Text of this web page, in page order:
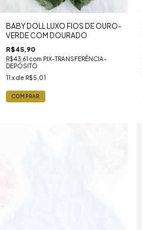
BABY DOLL LUXO FIOS DE OURO-
VERDE COM DOURADO
R$45,90
R$43,61 com PIX-TRANSFERÊNCIA-
DEPÓSITO
11 x de R$5,01
COMPRAR